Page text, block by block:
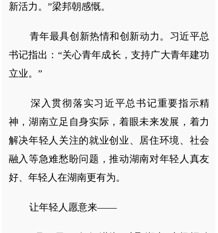
新活力。”梁邦朝感慨。
青年最具创新热情和创新动力。习近平总
书记指出：“关心青年成长，支持广大青年建功
立业。”
深入贯彻落实习近平总书记重要指示精
神，湖南立足自身实际，着眼未来发展，着力
解决年轻人关注的就业创业、居住环境、社会
融入等急难愁盼问题，推动湖南对年轻人真友
好、年轻人在湖南更有为。
让年轻人愿意来——